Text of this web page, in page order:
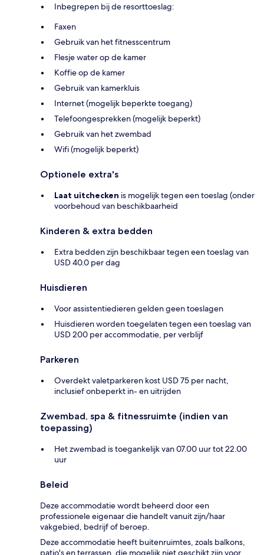
Inbegrepen bij de resorttoeslag:
Faxen
Gebruik van het fitnesscentrum
Flesje water op de kamer
Koffie op de kamer
Gebruik van kamerkluis
Internet (mogelijk beperkte toegang)
Telefoongesprekken (mogelijk beperkt)
Gebruik van het zwembad
Wifi (mogelijk beperkt)
Optionele extra's
Laat uitchecken is mogelijk tegen een toeslag (onder
voorbehoud van beschikbaarheid
Kinderen & extra bedden
Extra bedden zijn beschikbaar tegen een toeslag van
USD 40.0 per dag
Huisdieren
Voor assistentiedieren gelden geen toeslagen
Huisdieren worden toegelaten tegen een toeslag van
USD 200 per accommodatie, per verblijf
Parkeren
Overdekt valetparkeren kost USD 75 per nacht,
inclusief onbeperkt in- en uitrijden
Zwembad, spa & fitnessruimte (indien van
toepassing)
Het zwembad is toegankelijk van 07.00 uur tot 22.00
uur
Beleid
Deze accommodatie wordt beheerd door een
professionele eigenaar die handelt vanuit zijn/haar
vakgebied, bedrijf of beroep.
Deze accommodatie heeft buitenruimtes, zoals balkons,
patio's en terrassen, die mogelijk niet geschikt zijn voor